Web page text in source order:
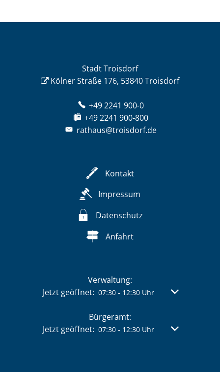
Stadt Troisdorf
Kölner Straße 176, 53840 Troisdorf
+49 2241 900-0
+49 2241 900-800
rathaus@troisdorf.de
Kontakt
Impressum
Datenschutz
Anfahrt
Verwaltung:
Klicken, um weitere Öffnungs- oder
Jetzt geöffnet: 07:30- 12:30Uhr Von 07:30
Bürgeramt:
Klicken, um weitere Öffnungs- oder
Jetzt geöffnet: 07:30- 12:30Uhr Von 07:30